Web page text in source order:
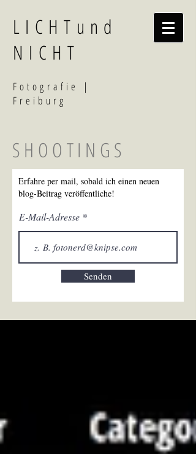
LICHTund
NICHT
Fotografi e |
Freiburg
SHOOTINGS
Erfahre per mail, sobald ich einen neuen
blog-Beitrag veröffentliche!
E-Mail-Adresse
Senden